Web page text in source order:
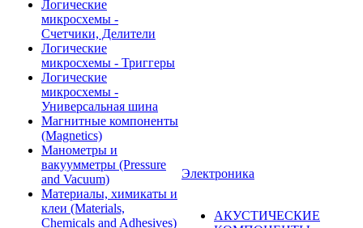
Логические
микросхемы -
Счетчики, Делители
Логические
микросхемы - Триггеры
Логические
микросхемы -
Универсальная шина
Магнитные компоненты
(Magnetics)
Манометры и
вакуумметры (Pressure
and Vacuum)
Материалы, химикаты и
клеи (Materials,
Chemicals and Adhesives)
Электроника
АКУСТИЧЕСКИЕ